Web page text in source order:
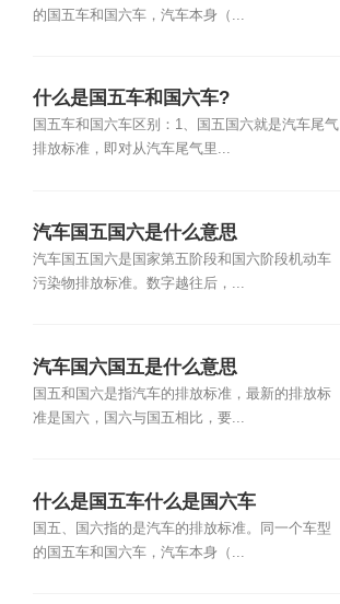
的国五车和国六车，汽车本身（...
什么是国五车和国六车?
国五车和国六车区别：1、国五国六就是汽车尾气
排放标准，即对从汽车尾气里...
汽车国五国六是什么意思
汽车国五国六是国家第五阶段和国六阶段机动车
污染物排放标准。数字越往后，...
汽车国六国五是什么意思
国五和国六是指汽车的排放标准，最新的排放标
准是国六，国六与国五相比，要...
什么是国五车什么是国六车
国五、国六指的是汽车的排放标准。同一个车型
的国五车和国六车，汽车本身（...